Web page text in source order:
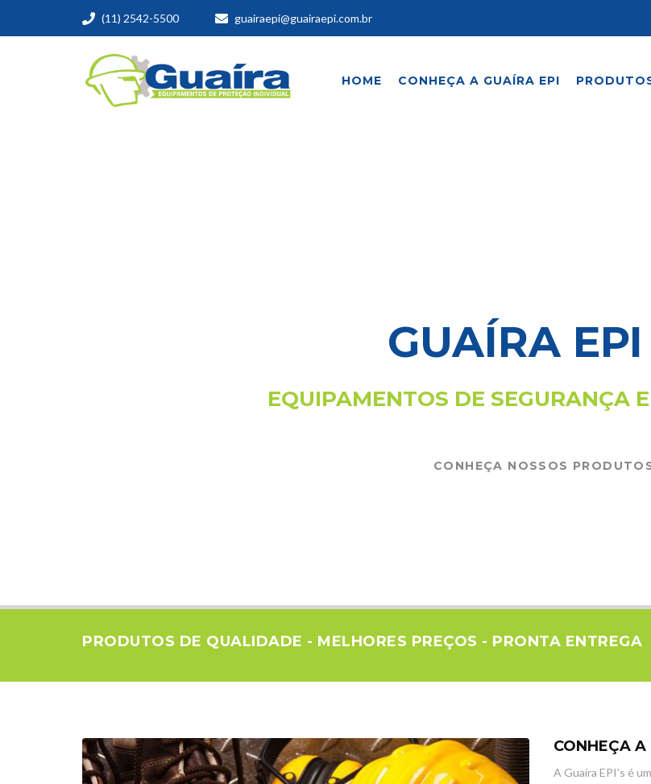
(11) 2542-5500 guairaepi@guairaepi.com.br
HOME CONHEÇA A GUAÍRA EPI
GUAÍRA
EQUIPAMENTOS DE SEGURANÇA
CONHEÇA NOSSOS
PRODUTOS DE QUALIDADE - MELHORES PREÇOS - PRONTA ENTREGA
CONHEÇA A
A Guaíra EPI’s é